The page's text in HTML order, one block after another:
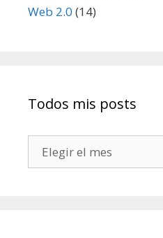
Web 2.0 (14)
Todos mis posts
mis